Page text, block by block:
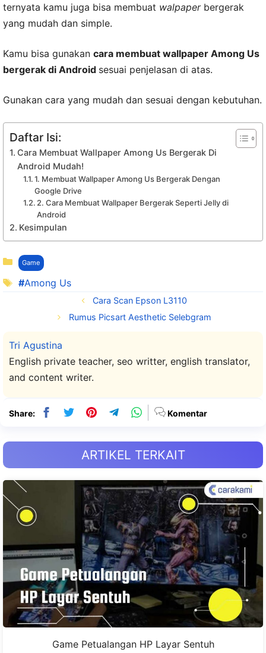
ternyata kamu juga bisa membuat walpaperbergerak
yang mudah dan simple.
Kamu bisa gunakan cara membuat wallpaper Among Us
bergerak di Android sesuai penjelasan di atas.
Gunakan cara yang mudah dan sesuai dengan kebutuhan.
Daftar Isi:
Cara Membuat Wallpaper Among Us Bergerak Di
Android Mudah!
1. Membuat Wallpaper Among Us Bergerak Dengan
Google Drive
2. Cara Membuat Wallpaper Bergerak Seperti Jelly di
Android
Kesimpulan
Kategori
Game
Tag
Among Us
Cara Scan Epson L3110
Rumus Picsart Aesthetic Selebgram
Tri Agustina
English private teacher, seo writter, english translator,
and content writer.
Share: Komentar
ARTIKEL TERKAIT
Game Petualangan HP Layar Sentuh